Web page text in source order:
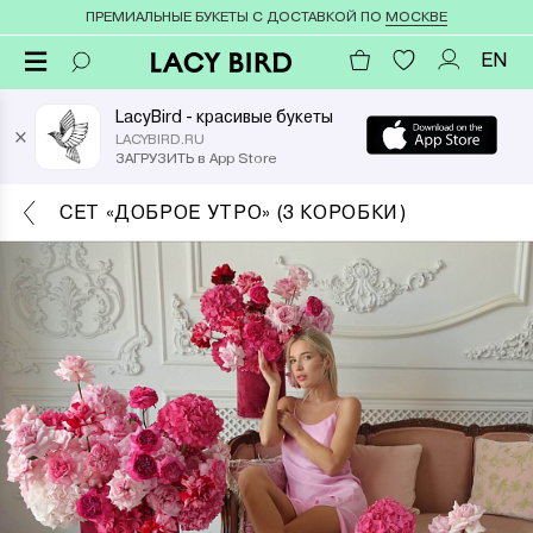
ПРЕМИАЛЬНЫЕ БУКЕТЫ С ДОСТАВКОЙ ПО МОСКВЕ
EN
×
LacyBird - красивые букеты
LACYBIRD.RU
ЗАГРУЗИТЬ в App Store
СЕТ «ДОБРОЕ УТРО» (3 КОРОБКИ)